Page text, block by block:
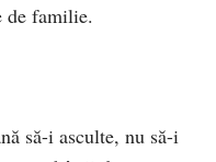
de familie.
să-i asculte, nu să-i